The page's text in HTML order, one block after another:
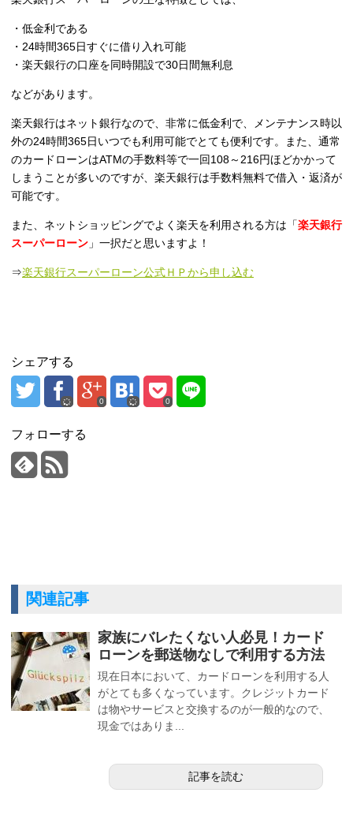
・低金利である
・24時間365日すぐに借り入れ可能
・楽天銀行の口座を同時開設で30日間無利息
などがあります。
楽天銀行はネット銀行なので、非常に低金利で、メンテナンス時以
外の24時間365日いつでも利用可能でとても便利です。また、通常
のカードローンはATMの手数料等で一回108～216円ほどかかって
しまうことが多いのですが、楽天銀行は手数料無料で借入・返済が
可能です。
また、ネットショッピングでよく楽天を利用される方は「楽天銀行
スーパーローン 」一択だと思いますよ！
⇒楽天銀行スーパーローン公式ＨＰから申し込む
シェアする
0 0
フォローする
関連記事
家族にバレたくない人必見！カード
ローンを郵送物なしで利用する方法
現在日本において、カードローンを利用する人
がとても多くなっています。クレジットカード
は物やサービスと交換するのが一般的なので、
現金ではありま...
記事を読む